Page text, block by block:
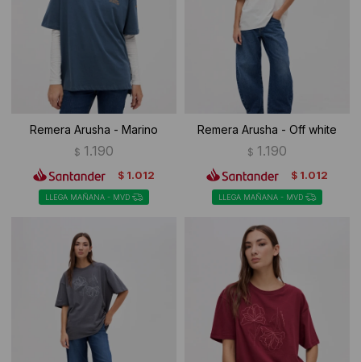
Remera Arusha - Marino
$ 1.190
$ 1.012
LLEGA MAÑANA - MVD
Remera Arusha - Off white
$ 1.190
$ 1.012
LLEGA MAÑANA - MVD
Ropa Interior
Canguros
Camperas
Buzos
Shorts de baño
Sherpas
Camisas y blusas
Vestidos
Sherpas